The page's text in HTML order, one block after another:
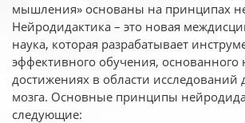
мышления» основаны на принципах
Нейродидактика – это новая
наука, которая разрабатывает
эффективного обучения, основанного
достижениях в области исследований
мозга. Основные принципы
следующие: